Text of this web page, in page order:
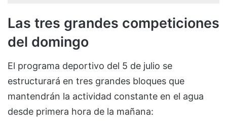
Las tres grandes competiciones
del domingo
El programa deportivo del 5 de julio se
estructurará en tres grandes bloques que
mantendrán la actividad constante en el agua
desde primera hora de la mañana: